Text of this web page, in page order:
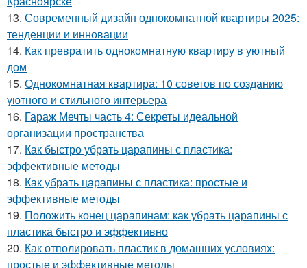
13. Современный дизайн однокомнатной квартиры 2025:
тенденции и инновации
14. Как превратить однокомнатную квартиру в уютный
дом
15. Однокомнатная квартира: 10 советов по созданию
уютного и стильного интерьера
16. Гараж Мечты часть 4: Секреты идеальной
организации пространства
17. Как быстро убрать царапины с пластика:
эффективные методы
18. Как убрать царапины с пластика: простые и
эффективные методы
19. Положить конец царапинам: как убрать царапины с
пластика быстро и эффективно
20. Как отполировать пластик в домашних условиях:
простые и эффективные методы